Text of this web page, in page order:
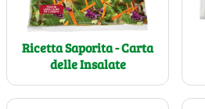
Ricetta Saporita - Carta
delle Insalate